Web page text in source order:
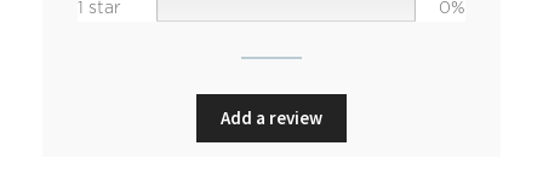
1 star
0%
Add a review